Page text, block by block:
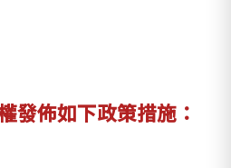
發佈如下政策措施：